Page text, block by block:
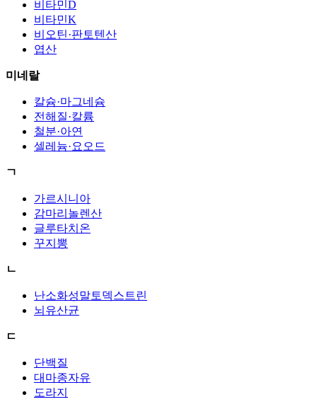
비타민D
비타민K
비오틴·판토텐산
엽산
미네랄
칼슘·마그네슘
전해질·칼륨
철분·아연
셀레늄·요오드
ㄱ
가르시니아
감마리놀렌산
글루타치온
꾸지뽕
ㄴ
난소화성말토덱스트린
뇌유산균
ㄷ
단백질
대마종자유
도라지